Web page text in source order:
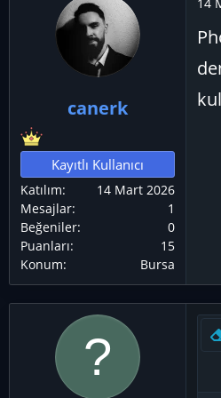
canerk
Kayıtlı Kullanıcı
Katılım
14 Mart 2026
Mesajlar
1
Beğeniler
0
Puanları
15
Konum
Bursa